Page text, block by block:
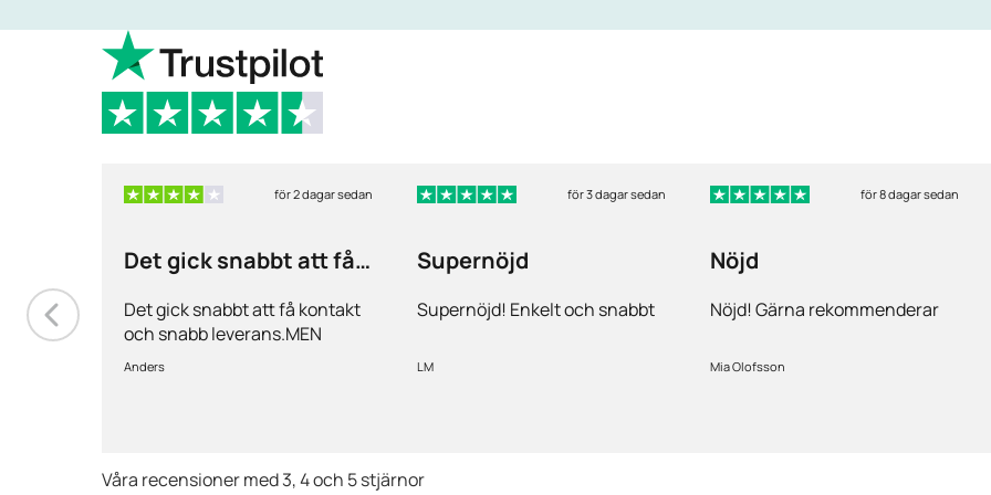
för 2 dagar sedan
Det gick snabbt att få
Det gick snabbt att få kontakt
och snabb leverans.MEN
priserna är alldeles för höga på
Anders
för 3 dagar sedan
Supernöjd
Supernöjd! Enkelt och snabbt
LM
för 8 dagar sedan
Nöjd
Nöjd! Gärna rekommenderar
Mia Olofsson
Våra recensioner med 3, 4 och 5 stjärnor